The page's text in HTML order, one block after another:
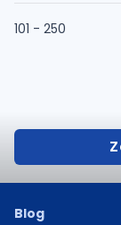
101 - 250
Blog